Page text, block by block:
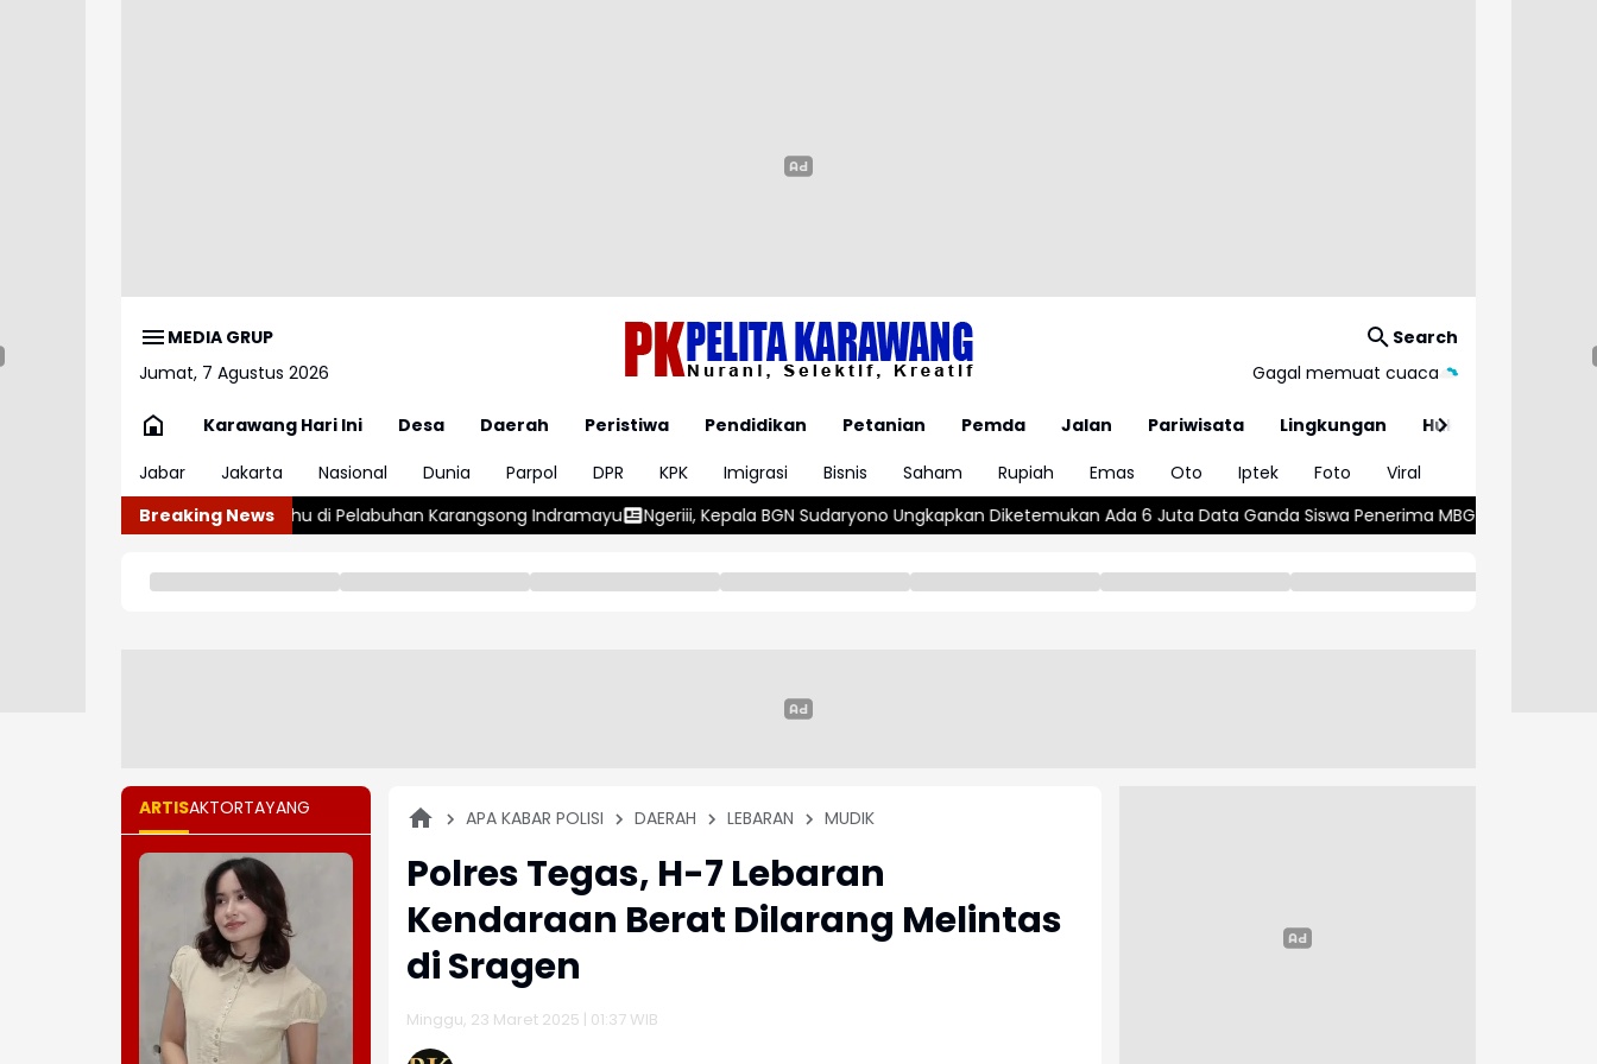
MEDIA GRUP
Jumat, 7 Agustus 2026
Search
Gagal memuat cuaca
Karawang Hari Ini Desa Daerah Peristiwa Pendidikan Petanian Pemda Jalan Pariwisata Lingkungan
Hukum
Jabar
Jakarta Nasional Dunia Parpol DPR KPK Imigrasi Bisnis Saham Rupiah Emas Oto Iptek Foto
Viral
Breaking News
Perahu di Pelabuhan Karangsong Indramayu Ngeriii, Kepala BGN Sudaryono Ungkapkan Diketemukan Ada 6 Juta Data Ganda Siswa Penerima MBG Wajar atau Bahaya? , Kenali 5
ARTISAKTORTAYANG APA KABAR POLISI DAERAH LEBARAN MUDIK
Polres Tegas, H-7 Lebaran
Kendaraan Berat Dilarang Melintas
di Sragen
Minggu, 23 Maret 2025 | 01:37 WIB